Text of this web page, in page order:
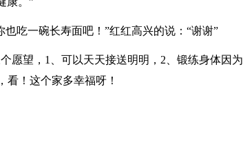
吃一碗长寿面吧！”红红高兴的说：“谢谢”
愿望，1、可以天天接送明明，2、锻练身体因为
！这个家多幸福呀！